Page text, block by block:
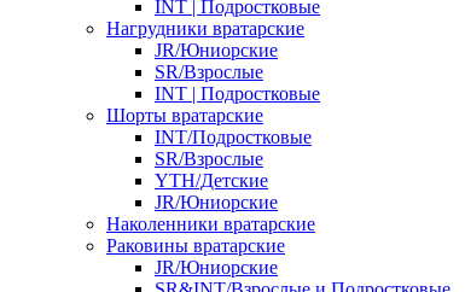
INT | Подростковые
Нагрудники вратарские
JR/Юниорские
SR/Взрослые
INT | Подростковые
Шорты вратарские
INT/Подростковые
SR/Взрослые
YTH/Детские
JR/Юниорские
Наколенники вратарские
Раковины вратарские
JR/Юниорские